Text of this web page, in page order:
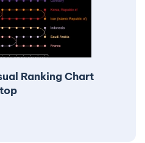
Ranking Chart